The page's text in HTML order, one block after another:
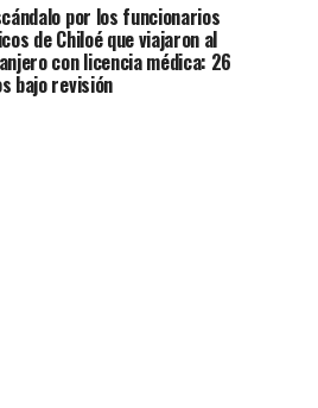
por los funcionarios
de Chiloé que viajaron al
con licencia médica: 26
bajo revisión